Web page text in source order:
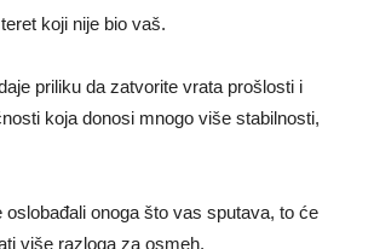
koji nije bio vaš.
priliku da zatvorite vrata prošlosti i
koja donosi mnogo više stabilnosti,
oslobađali onoga što vas sputava, to će
više razloga za osmeh.